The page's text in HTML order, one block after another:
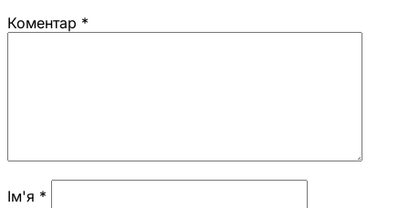
Коментар *
Ім'я *